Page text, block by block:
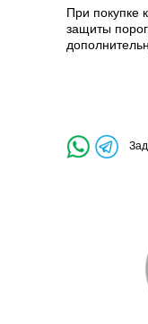
При покупке
защиты